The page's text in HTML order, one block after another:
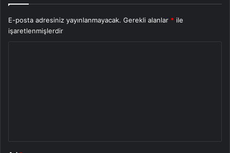
E-posta adresiniz yayınlanmayacak. Gerekli alanlar * ile
işaretlenmişlerdir